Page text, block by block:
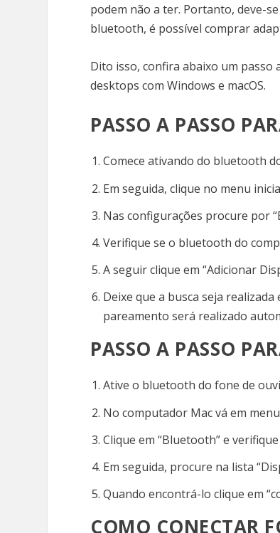
podem não a ter. Portanto, deve-
bluetooth, é possível comprar
Dito isso, confira abaixo um passo
desktops com Windows e macOS.
PASSO A PASSO
Comece ativando do bluetooth
Em seguida, clique no menu
Nas configurações procure por
Verifique se o bluetooth do
A seguir clique em “Adicionar
Deixe que a busca seja
pareamento será realizado
PASSO A PASSO
Ative o bluetooth do fone de
No computador Mac vá em
Clique em “Bluetooth” e
Em seguida, procure na lista
Quando encontrá-lo clique em
COMO CONECTAR